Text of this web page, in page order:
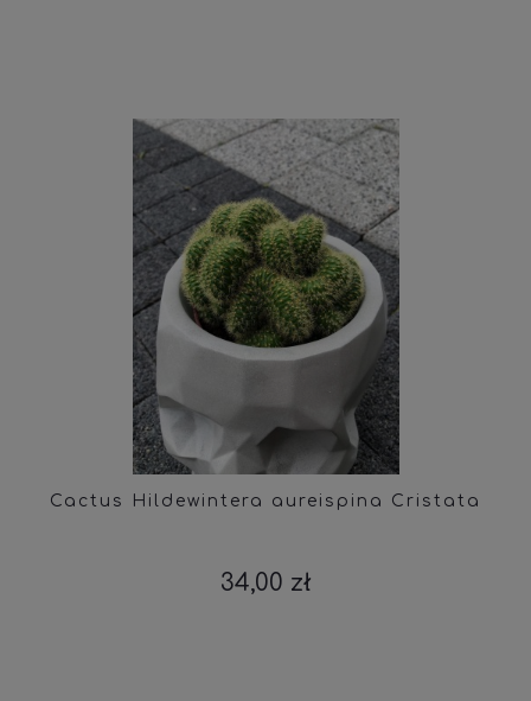
Cactus Hildewintera aureispina Cristata
34,00 zł